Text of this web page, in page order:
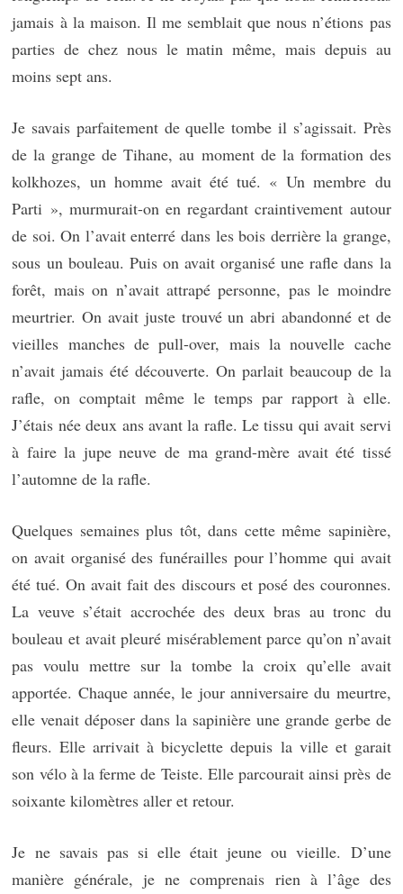
jamais à la maison. Il me semblait que nous n’étions pas
parties de chez nous le matin même, mais depuis au
moins sept ans.
Je savais parfaitement de quelle tombe il s’agissait. Près
de la grange de Tihane, au moment de la formation des
kolkhozes, un homme avait été tué. « Un membre du
Parti », murmurait-on en regardant craintivement autour
de soi. On l’avait enterré dans les bois derrière la grange,
sous un bouleau. Puis on avait organisé une rafle dans la
forêt, mais on n’avait attrapé personne, pas le moindre
meurtrier. On avait juste trouvé un abri abandonné et de
vieilles manches de pull-over, mais la nouvelle cache
n’avait jamais été découverte. On parlait beaucoup de la
rafle, on comptait même le temps par rapport à elle.
J’étais née deux ans avant la rafle. Le tissu qui avait servi
à faire la jupe neuve de ma grand-mère avait été tissé
l’automne de la rafle.
Quelques semaines plus tôt, dans cette même sapinière,
on avait organisé des funérailles pour l’homme qui avait
été tué. On avait fait des discours et posé des couronnes.
La veuve s’était accrochée des deux bras au tronc du
bouleau et avait pleuré misérablement parce qu’on n’avait
pas voulu mettre sur la tombe la croix qu’elle avait
apportée. Chaque année, le jour anniversaire du meurtre,
elle venait déposer dans la sapinière une grande gerbe de
fleurs. Elle arrivait à bicyclette depuis la ville et garait
son vélo à la ferme de Teiste. Elle parcourait ainsi près de
soixante kilomètres aller et retour.
Je ne savais pas si elle était jeune ou vieille. D’une
manière générale, je ne comprenais rien à l’âge des